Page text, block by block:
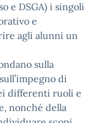
e DSGA) i singoli
e
agli alunni un
sulla
di
differenti ruoli e
nonché della